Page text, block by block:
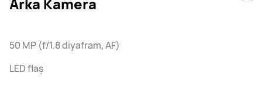
50 MP (f/1.8 diyafram, AF)
LED flaş